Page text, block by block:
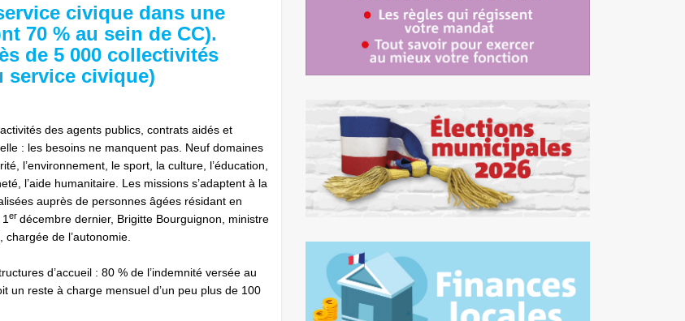
civique dans une
70 % au sein de CC).
de 5 000 collectivités
service civique)
des agents publics, contrats aidés et
: les besoins ne manquent pas. Neuf domaines
l’environnement, le sport, la culture, l’éducation,
l’aide humanitaire. Les missions s’adaptent à la
auprès de personnes âgées résidant en
er décembre dernier, Brigitte Bourguignon, ministre
de l’autonomie.
d’accueil : 80 % de l’indemnité versée au
un reste à charge mensuel d’un peu plus de 100